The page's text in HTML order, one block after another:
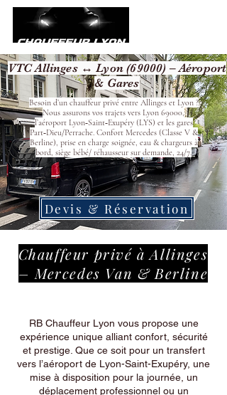
VTC Allinges ↔ Lyon (69000) – Aéroport
& Gares
Besoin d’un chauffeur privé entre Allinges et Lyon ?
Nous assurons vos trajets vers Lyon 69000,
l’aéroport Lyon‑Saint‑Exupéry (LYS) et les gares
Part‑Dieu/Perrache. Confort Mercedes (Classe V &
Berline), prise en charge soignée, eau & chargeurs à
bord, siège bébé/ réhausseur sur demande, 24/7.
Devis & Réservation
Chauffeur privé à Allinges
– Mercedes Van & Berline
RB Chauffeur Lyon vous propose une
expérience unique alliant confort, sécurité
et prestige. Que ce soit pour un transfert
vers l’aéroport de Lyon-Saint-Exupéry, une
mise à disposition pour la journée, un
déplacement professionnel ou un